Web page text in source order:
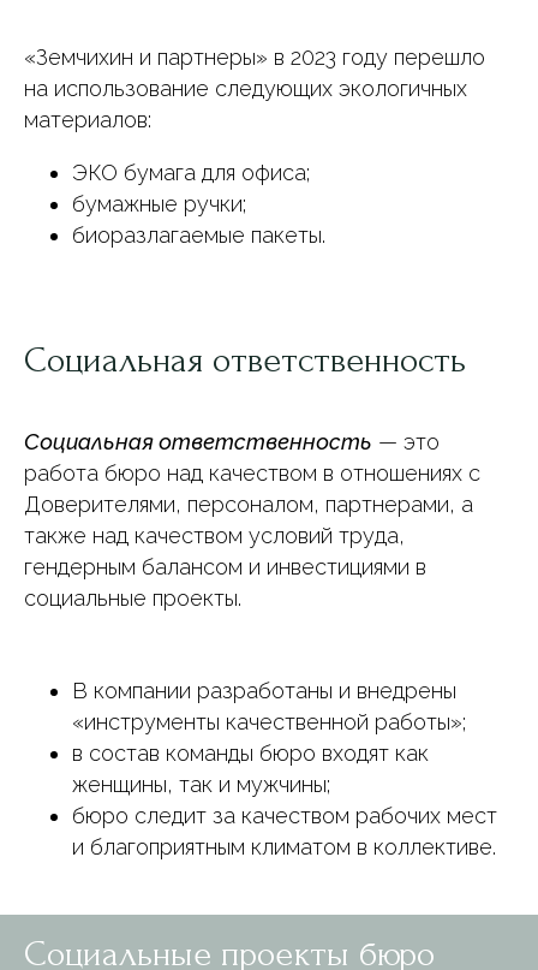
«Земчихин и партнеры» в 2023 году перешло
на использование следующих экологичных
материалов:
ЭКО бумага для офиса;
бумажные ручки;
биоразлагаемые пакеты.
Социальная ответственность
Социальная ответственность — это
работа бюро над качеством в отношениях с
Доверителями, персоналом, партнерами, а
также над качеством условий труда,
гендерным балансом и инвестициями в
социальные проекты.
В компании разработаны и внедрены
«инструменты качественной работы»;
в состав команды бюро входят как
женщины, так и мужчины;
бюро следит за качеством рабочих мест
и благоприятным климатом в коллективе.
Социальные проекты бюро